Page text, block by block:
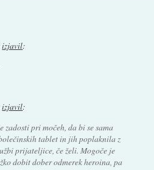
izjavil:
izjavil:
zadosti pri močeh, da bi se sama
tablet in jih poplaknila z
prijateljice, če želi. Mogoče je
dobit dober odmerek heroina, pa